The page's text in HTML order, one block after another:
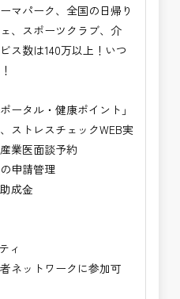
マパーク、全国の日帰り
、スポーツクラブ、介
ス数は140万以上！いつ
ータル・健康ポイント」
ストレスチェックWEB実
業医面談予約
申請管理
成⾦
ィ
ネットワークに参加可